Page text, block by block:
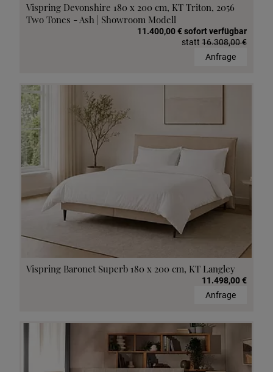
Vispring Devonshire 180 x 200 cm, KT Triton, 2056
Two Tones - Ash | Showroom Modell
11.400,00 € sofort verfügbar
statt 16.308,00 €
Anfrage
Vispring Baronet Superb 180 x 200 cm, KT Langley
11.498,00 €
Anfrage